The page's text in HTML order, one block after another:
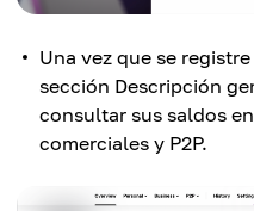
Una vez que se
sección Descripción
consultar sus saldos
comerciales y P2P.